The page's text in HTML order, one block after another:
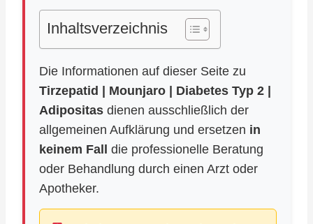
Inhaltsverzeichnis
Die Informationen auf dieser Seite zu
Tirzepatid | Mounjaro | Diabetes Typ 2 |
Adipositas dienen ausschließlich der
allgemeinen Aufklärung und ersetzen in
keinem Fall
die professionelle Beratung
oder Behandlung durch einen Arzt oder
Apotheker.